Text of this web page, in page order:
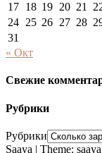
17 18 19 20 21
24 25 26 27 28
31
« Окт
Свежие
Рубрики
Рубрики
Saaya | Theme: